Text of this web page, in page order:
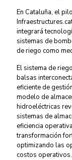
En Cataluña, el
integrará
sistemas de
de riego como
El sistema de
balsas
eficiente de
modelo de
hidroeléctricas
sistemas de
eficiencia
transformación
optimizando las
costos operativos.